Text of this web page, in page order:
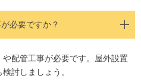
必要ですか？
配管工事が必要です。屋外設置
討しましょう。